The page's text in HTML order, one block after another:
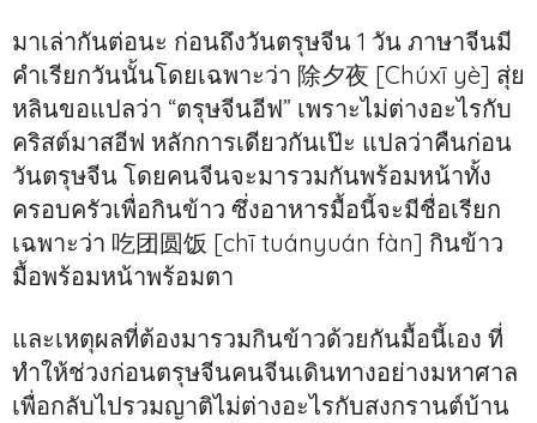
มาเล่ากันต่อนะ ก่อนถึงวันตรุษจีน 1 วัน ภาษาจีนมี
คำเรียกวันนั้นโดยเฉพาะว่า 除夕夜 [Chúxī yè] สุ่ย
หลินขอแปลว่า “ตรุษจีนอีฟ” เพราะไม่ต่างอะไรกับ
คริสต์มาสอีฟ หลักการเดียวกันเป๊ะ แปลว่าคืนก่อน
วันตรุษจีน โดยคนจีนจะมารวมกันพร้อมหน้าทั้ง
ครอบครัวเพื่อกินข้าว ซึ่งอาหารมื้อนี้จะมีชื่อเรียก
เฉพาะว่า 吃团圆饭 [chī tuányuán fàn] กินข้าว
มื้อพร้อมหน้าพร้อมตา
และเหตุผลที่ต้องมารวมกินข้าวด้วยกันมื้อนี้เอง ที่
ทำให้ช่วงก่อนตรุษจีนคนจีนเดินทางอย่างมหาศาล
เพื่อกลับไปรวมญาติไม่ต่างอะไรกับสงกรานต์บ้าน